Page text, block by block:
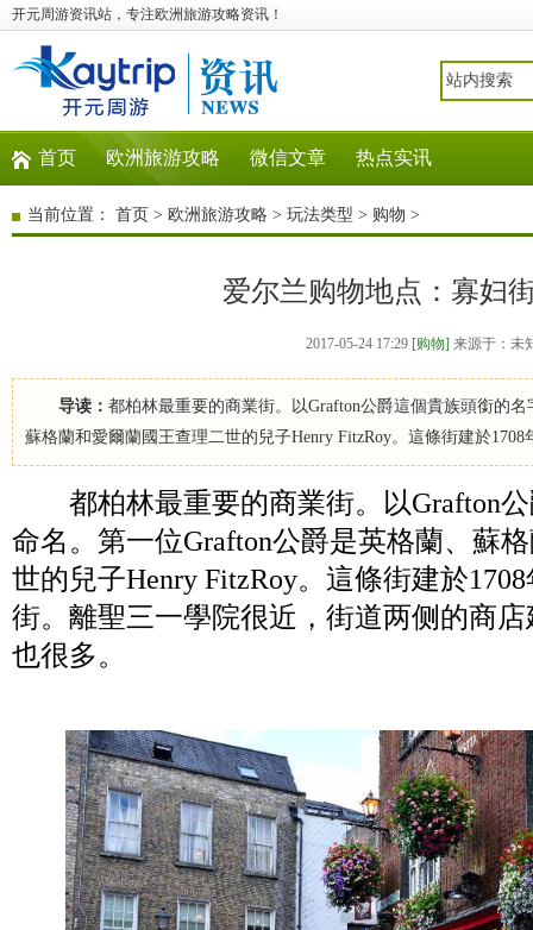
开元周游资讯站，专注欧洲旅游攻略资讯！
首页 欧洲旅游攻略 微信文章 热点实讯
当前位置： 首页 > 欧洲旅游攻略 > 玩法类型 > 购物 >
爱尔兰购物地点：寡妇
2017-05-24 17:29 [购物] 来源于：未
导读： 都柏林最重要的商業街。以Grafton公爵這個貴族頭銜的
蘇格蘭和愛爾蘭國王查理二世的兒子Henry FitzRoy。這條街建於1708
都柏林最重要的商業街。以Grafton公
命名。第一位Grafton公爵是英格蘭、蘇
世的兒子Henry FitzRoy。這條街建於
街。離聖三一學院很近，街道两侧的商
也很多。